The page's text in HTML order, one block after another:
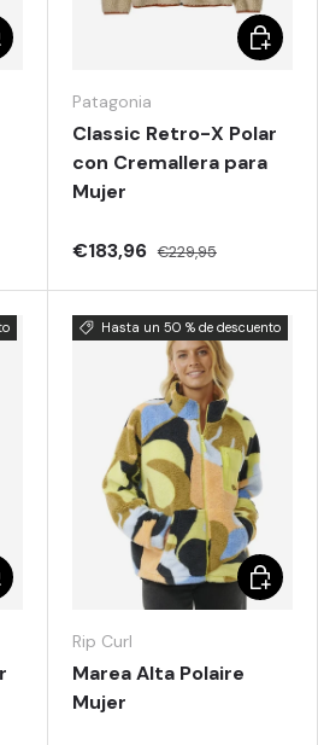
opciones
Patagonia
Classic Retro-X Polar
con Cremallera para
Mujer
€183,96 €229,95
Elegir
opciones
Hasta un 50 % de descuento
Rip Curl
Marea Alta Polaire
Mujer
Elegir